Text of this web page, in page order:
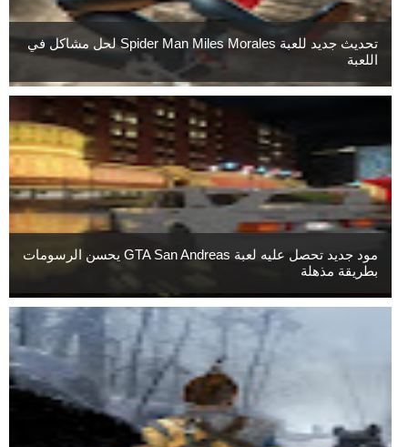
تحديث جديد للعبة Spider Man Miles Morales لحل مشاكل في
اللعبة
مود جديد تحصل عليه لعبة GTA San Andreas يحسن الرسومات
بطريقة مذهلة